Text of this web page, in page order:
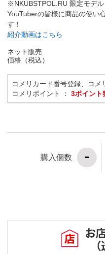
※NKUBSTPOL.RU 限定モデル
YouTuberの皆様に商品の使い
す！
紹介動画はこちら
ネット販売
価格（税込）
コメリカード番号登録、コメ
コメリポイント ： 3ポイント
購入個数
お